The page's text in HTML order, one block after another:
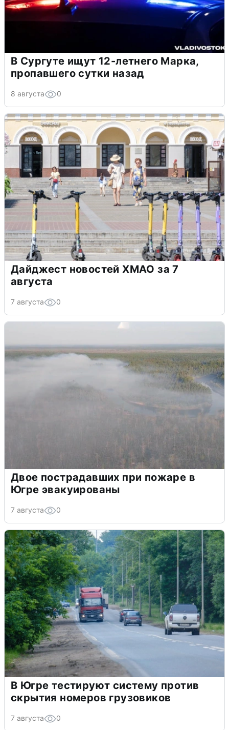
В Сургуте ищут 12-летнего Марка,
пропавшего сутки назад
8 августа 0
Дайджест новостей ХМАО за 7
августа
7 августа 0
Двое пострадавших при пожаре в
Югре эвакуированы
7 августа 0
В Югре тестируют систему против
скрытия номеров грузовиков
7 августа 0